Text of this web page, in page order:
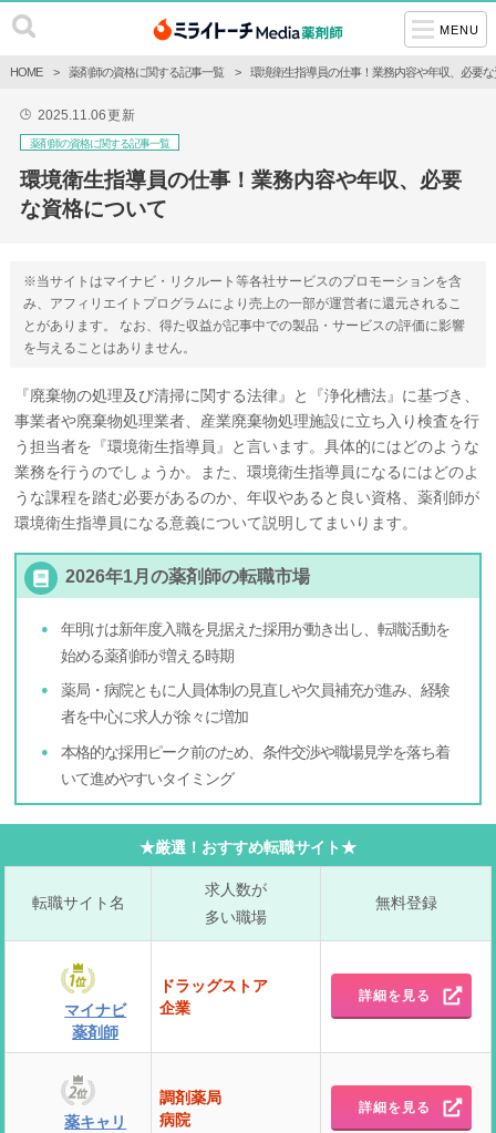
MENU
HOME 薬剤師の資格に関する記事一覧 環境衛生指導員の仕事！業務内容や年収、必要
🕒 2025.11.06更新
薬剤師の資格に関する記事一覧
環境衛生指導員の仕事！業務内容や年収、必要
な資格について
※当サイトはマイナビ・リクルート等各社サービスのプロモーションを含
み、アフィリエイトプログラムにより売上の一部が運営者に還元されるこ
とがあります。 なお、得た収益が記事中での製品・サービスの評価に影響
を与えることはありません。
『廃棄物の処理及び清掃に関する法律』と『浄化槽法』に基づき、
事業者や廃棄物処理業者、産業廃棄物処理施設に立ち入り検査を行
う担当者を『環境衛生指導員』と言います。具体的にはどのような
業務を行うのでしょうか。また、環境衛生指導員になるにはどのよ
うな課程を踏む必要があるのか、年収やあると良い資格、薬剤師が
環境衛生指導員になる意義について説明してまいります。
2026年1月の薬剤師の転職市場
年明けは新年度入職を見据えた採用が動き出し、転職活動を
始める薬剤師が増える時期
薬局・病院ともに人員体制の見直しや欠員補充が進み、経験
者を中心に求人が徐々に増加
本格的な採用ピーク前のため、条件交渉や職場見学を落ち着
いて進めやすいタイミング
★厳選！おすすめ転職サイト★
転職サイト名
求人数が
多い職場
無料登録
マイナビ
薬剤師
ドラッグストア
企業
詳細を見る
薬キャリ
調剤薬局
病院
詳細を見る